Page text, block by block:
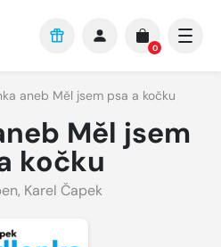
0
aneb Měl jsem psa a kočku
Měl jsem
kočku
, Karel Čapek